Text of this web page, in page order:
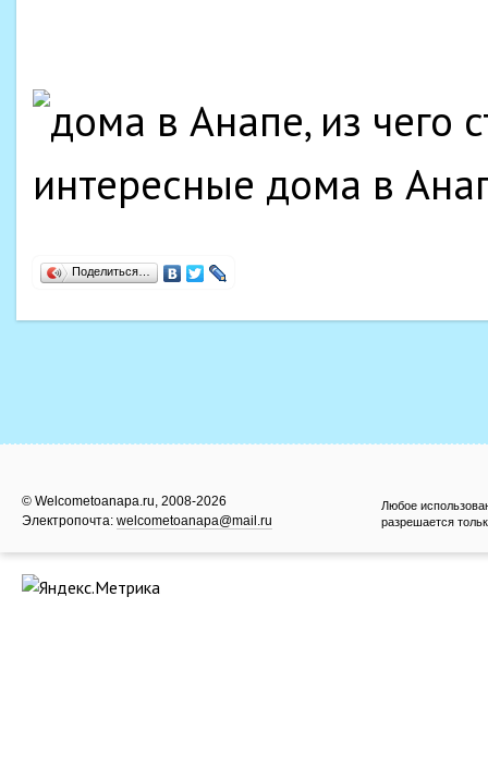
Поделиться…
© Welcometoanapa.ru, 2008-2026
Электропочта: welcometoanapa@mail.ru
Любое
разрешается